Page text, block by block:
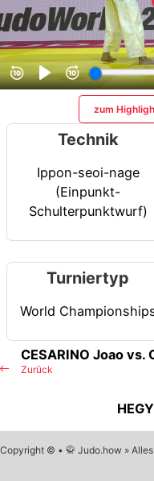
zum
Technik
Ippon-seoi-nage
(Einpunkt-
Schulterpunktwurf)
Turniertyp
World
Zurück
CESARINO Joao vs.
Copyright © • 🥋 Judo.how »